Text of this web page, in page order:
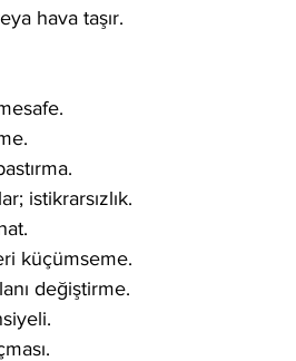
hava taşır.
istikrarsızlık.
küçümseme.
değiştirme.